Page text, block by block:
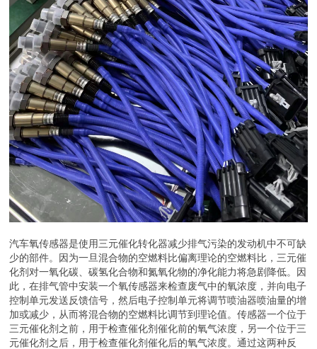
汽车氧传感器是使用三元催化转化器减少排气污染的发动机中不可缺
少的部件。因为一旦混合物的空燃料比偏离理论的空燃料比，三元催
化剂对一氧化碳、碳氢化合物和氮氧化物的净化能力将急剧降低。因
此，在排气管中安装一个氧传感器来检查废气中的氧浓度，并向电子
控制单元发送反馈信号，然后电子控制单元将调节喷油器喷油量的增
加或减少，从而将混合物的空燃料比调节到理论值。传感器一个位于
三元催化剂之前，用于检查催化剂催化前的氧气浓度，另一个位于三
元催化剂之后，用于检查催化剂催化后的氧气浓度。通过这两种反